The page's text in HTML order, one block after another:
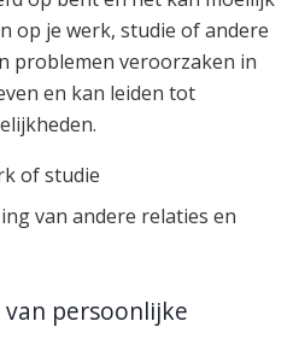
op je werk, studie of andere
problemen veroorzaken in
en kan leiden tot
of studie
van andere relaties en
persoonlijke